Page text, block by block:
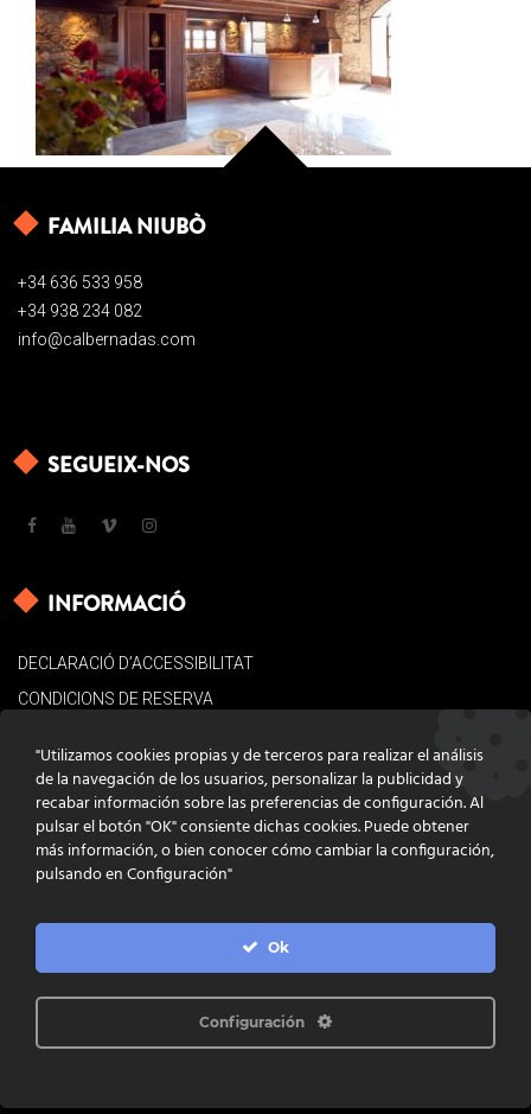
FAMILIA NIUBÒ
+34 636 533 958
+34 938 234 082
info@calbernadas.com
SEGUEIX-NOS
INFORMACIÓ
DECLARACIÓ D’ACCESSIBILITAT
CONDICIONS DE RESERVA
POLÍTICA DE COOKIES
CONTACTE
PROGRAMACIÓ INFOACTIVA'T
"Utilizamos cookies propias y de terceros para realizar el análisis
de la navegación de los usuarios, personalizar la publicidad y
recabar información sobre las preferencias de configuración. Al
pulsar el botón "OK" consiente dichas cookies. Puede obtener
más información, o bien conocer cómo cambiar la configuración,
pulsando en Configuración"
Ok
Configuración